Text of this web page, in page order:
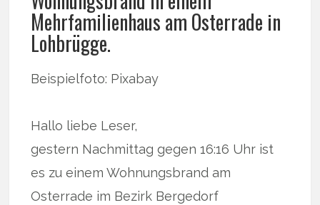
Mehrfamilienhaus am Osterrade in
Lohbrügge.
Beispielfoto: Pixabay
Hallo liebe Leser,
gestern Nachmittag gegen 16:16 Uhr ist
es zu einem Wohnungsbrand am
Osterrade im Bezirk Bergedorf